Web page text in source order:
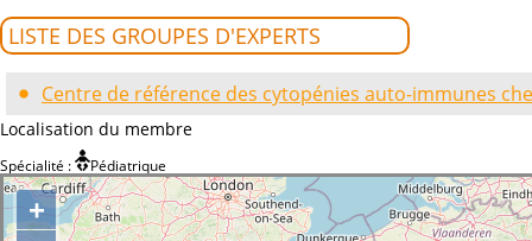
LISTE DES GROUPES D'EXPERTS
Centre de référence des cytopénies auto-immunes
Localisation du membre
Spécialité : Pédiatrique
+